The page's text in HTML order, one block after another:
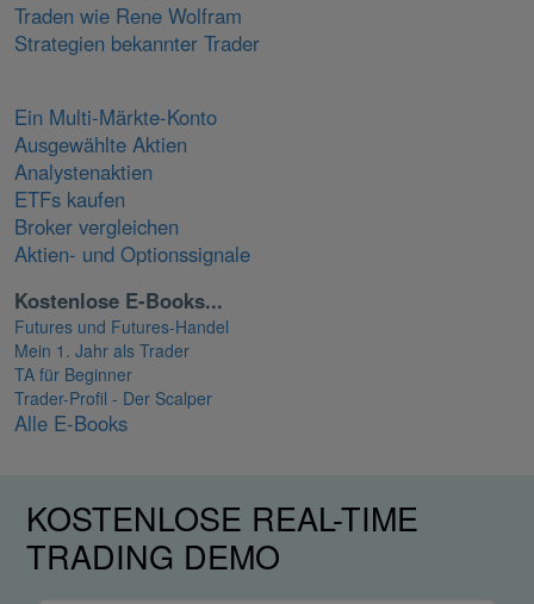
Traden wie Rene Wolfram
Strategien bekannter Trader
Ein Multi-Märkte-Konto
Ausgewählte Aktien
Analystenaktien
ETFs kaufen
Broker vergleichen
Aktien- und Optionssignale
Kostenlose E-Books...
Futures und Futures-Handel
Mein 1. Jahr als Trader
TA für Beginner
Trader-Profil - Der Scalper
Alle E-Books
KOSTENLOSE REAL-TIME
TRADING DEMO